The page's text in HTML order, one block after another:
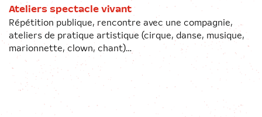
Ateliers spectacle vivant
Répétition publique, rencontre avec une compagnie,
ateliers de pratique artistique (cirque, danse, musique,
marionnette, clown, chant)…